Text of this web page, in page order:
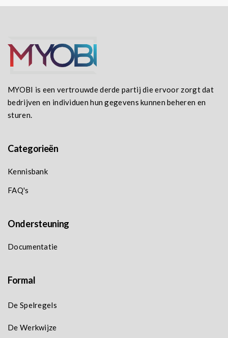
MYOBI is een vertrouwde derde partij die ervoor zorgt dat
bedrijven en individuen hun gegevens kunnen beheren en
sturen.
Categorieën
Kennisbank
FAQ's
Ondersteuning
Documentatie
Formal
De Spelregels
De Werkwijze